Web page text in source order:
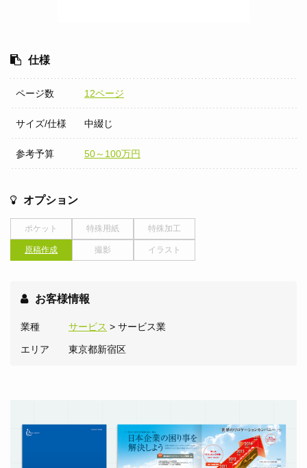
仕様
ページ数 12ページ
サイズ/仕様 中綴じ
参考予算 50～100万円
オプション
ポケット 特殊用紙 特殊加工
原稿作成 撮影 イラスト
お客様情報
業種 サービス > サービス業
エリア 東京都新宿区